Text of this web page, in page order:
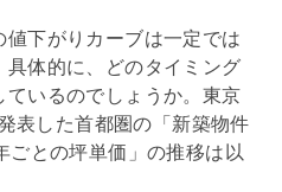
下がりカーブは一定では
体的に、どのタイミング
いるのでしょうか。東京
表した首都圏の「新築物件
ごとの坪単価」の推移は以